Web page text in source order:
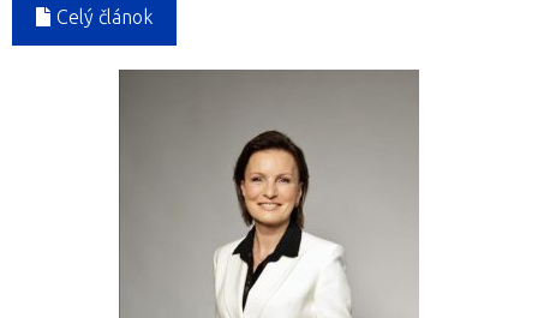
Celý článok